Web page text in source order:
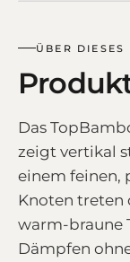
ÜBER DIESES
Das
zeigt vertikal
einem feinen,
Knoten treten
warm-braune
Dämpfen